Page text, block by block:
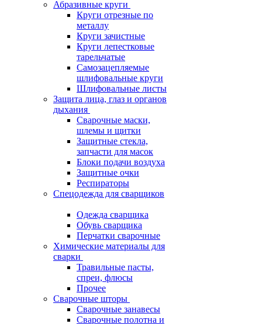
Абразивные круги
Круги отрезные по
металлу
Круги зачистные
Круги лепестковые
тарельчатые
Самозацепляемые
шлифовальные круги
Шлифовальные листы
Защита лица, глаз и органов
дыхания
Сварочные маски,
шлемы и щитки
Защитные стекла,
запчасти для масок
Блоки подачи воздуха
Защитные очки
Респираторы
Спецодежда для сварщиков
Одежда сварщика
Обувь сварщика
Перчатки сварочные
Химические материалы для
сварки
Травильные пасты,
спреи, флюсы
Прочее
Сварочные шторы
Сварочные занавесы
Сварочные полотна и